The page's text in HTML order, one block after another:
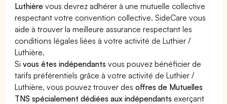
Luthière vous devrez adhérer à une mutuelle collective
respectant votre convention collective. SideCare vous
aide à trouver la meilleure assurance respectant les
conditions légales liées à votre activité de Luthier /
Luthière.
Sivous êtes indépendants vous pouvez bénéficier de
tarifs préférentiels grâce à votre activité de Luthier /
Luthière, vous pouvez trouver desoffres de Mutuelles
TNS spécialement dédiées aux indépendants exerçant